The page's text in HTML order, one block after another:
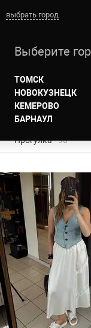
выбрать город
Выберите
ТОМСК
НОВОКУЗНЕЦК
КЕМЕРОВО
БАРНАУЛ
ПРОГУЛКА
Прогулка 90